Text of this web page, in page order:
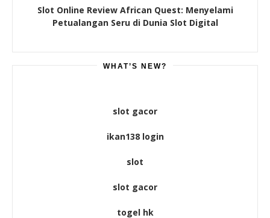
Slot Online Review African Quest: Menyelami
Petualangan Seru di Dunia Slot Digital
WHAT’S NEW?
slot gacor
ikan138 login
slot
slot gacor
togel hk